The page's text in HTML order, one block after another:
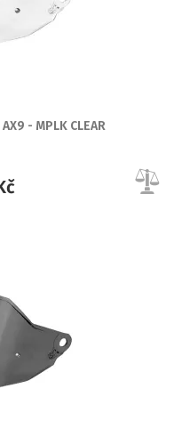
- MPLK CLEAR